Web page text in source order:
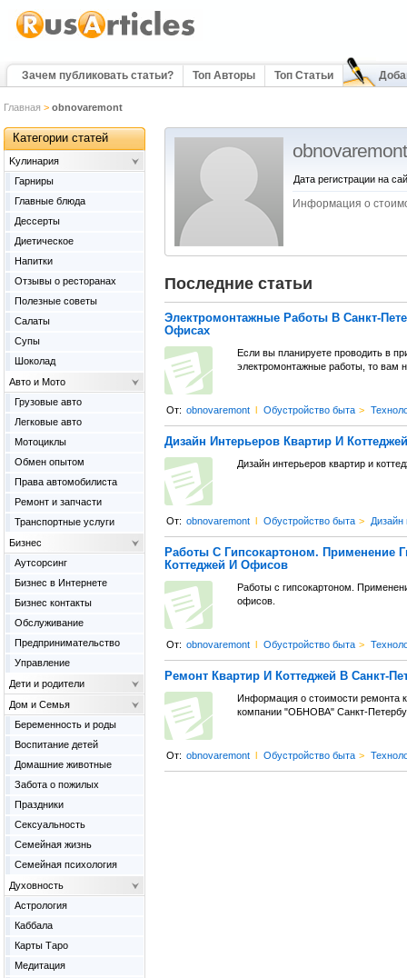
Зачем публиковать статьи? Топ Авторы Топ Статьи
Главная > obnovaremont
obnovaremont
Дата регистрации на
Информация о
Последние статьи
Электромонтажные Работы В Санкт-
Офисах
Если вы планируете проводить в
электромонтажные работы, то вам
От: obnovaremont l Обустройство быта >
Дизайн Интерьеров Квартир И
Дизайн интерьеров квартир и
От: obnovaremont l Обустройство быта > Дизайн
Работы С Гипсокартоном. Применение
Коттеджей И Офисов
Работы с гипсокартоном.
офисов.
От: obnovaremont l Обустройство быта >
Ремонт Квартир И Коттеджей В Санкт-
Информация о стоимости ремонта
компании "ОБНОВА" Санкт-
От: obnovaremont l Обустройство быта >
Категории статей
Kулинария
Гарниры
Главные блюда
Дессерты
Диетическое
Напитки
Отзывы о ресторанах
Полезные советы
Салаты
Супы
Шоколад
Авто и Мото
Грузовые авто
Легковые авто
Мотоциклы
Обмен опытом
Права автомобилиста
Ремонт и запчасти
Транспортные услуги
Бизнес
Аутсорсинг
Бизнес в Интернете
Бизнес контакты
Обслуживание
Предпринимательство
Управление
Дети и родители
Дом и Семья
Беременность и роды
Воспитание детей
Домашние животные
Забота о пожилых
Праздники
Сексуальность
Семейная жизнь
Семейная психология
Духовность
Астрология
Каббала
Карты Таро
Медитация